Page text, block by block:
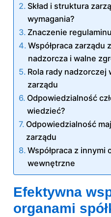
Skład i struktura
wymagania?
Znaczenie
Współpraca zarządu
nadzorcza i walne
Rola rady nadzorczej
zarządu
Odpowiedzialność
wiedzieć?
Odpowiedzialność
zarządu
Współpraca z innymi
wewnętrzne
Efektywna
organami